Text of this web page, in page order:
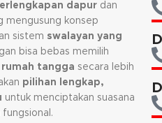
dapur dan
mengusung konsep
sistem swalayan yang
bisa bebas memilih
tangga secara lebih
pilihan lengkap,
untuk menciptakan suasana